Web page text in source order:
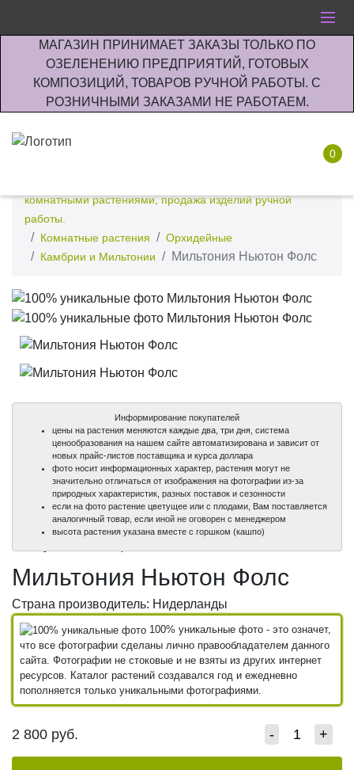
МАГАЗИН ПРИНИМАЕТ ЗАКАЗЫ ТОЛЬКО ПО
ОЗЕЛЕНЕНИЮ ПРЕДПРИЯТИЙ, ГОТОВЫХ
КОМПОЗИЦИЙ, ТОВАРОВ РУЧНОЙ РАБОТЫ. С
РОЗНИЧНЫМИ ЗАКАЗАМИ НЕ РАБОТАЕМ.
0
комнатными растениями, продажа изделий ручной
работы.
Комнатные растения
Орхидейные
Камбрии и Мильтонии
Мильтония Ньютон Фолс
100%
100%
Информирование покупателей
цены на растения меняются каждые два, три дня, система
ценообразования на нашем сайте автоматизирована и зависит от
новых прайс-листов поставщика и курса доллара
фото носит информационных характер, растения могут не
значительно отличаться от изображения на фотографии из-за
природных характеристик, разных поставок и сезонности
если на фото растение цветущее или с плодами, Вам поставляется
аналогичный товар, если иной не оговорен с менеджером
высота растения указана вместе с горшком (кашпо)
Мильтония Ньютон Фолс
Страна производитель: Нидерланды
100% уникальные фото - это означет,
что все фотографии сделаны лично правообладателем данного
сайта. Фотографии не стоковые и не взяты из других интернет
ресурсов. Каталог растений создавался год и ежедневно
пополняется только уникальными фотографиями.
2 800 руб. - +